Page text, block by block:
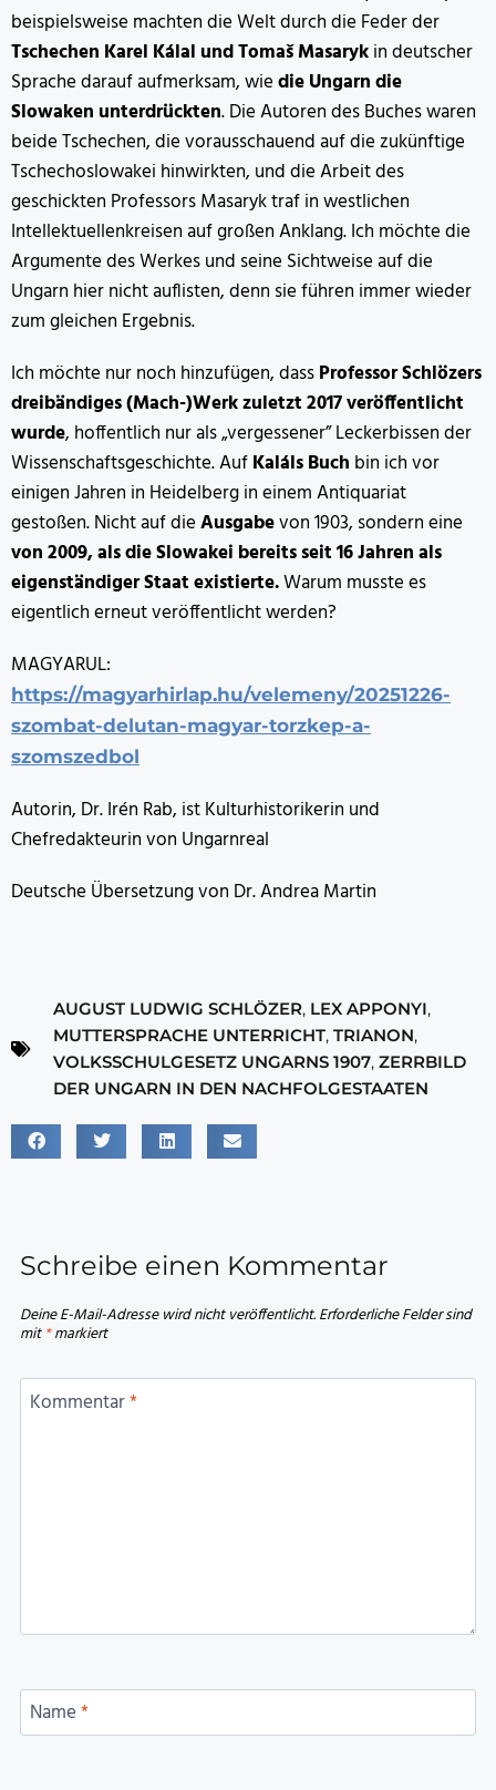
beispielsweise machten die Welt durch die Feder der
Tschechen Karel Kálal und Tomaš Masarykin deutscher
Sprache darauf aufmerksam, wiedie Ungarn die
Slowaken unterdrückten. Die Autoren des Buches waren
beide Tschechen, die vorausschauend auf die zukünftige
Tschechoslowakei hinwirkten, und die Arbeit des
geschickten Professors Masaryk traf in westlichen
Intellektuellenkreisen auf großen Anklang. Ich möchte die
Argumente des Werkes und seine Sichtweise auf die
Ungarn hier nicht auflisten, denn sie führen immer wieder
zum gleichen Ergebnis.
Ich möchte nur noch hinzufügen, dassProfessor Schlözers
dreibändiges (Mach-)Werk zuletzt 2017 veröffentlicht
wurde, hoffentlich nur als „vergessener” Leckerbissen der
Wissenschaftsgeschichte. AufKaláls Buch bin ich vor
einigen Jahren in Heidelberg in einem Antiquariat
gestoßen. Nicht auf dieAusgabevon 1903, sondern eine
von 2009, als die Slowakei bereits seit 16 Jahren als
eigenständiger Staat existierte.Warum musste es
eigentlich erneut veröffentlicht werden?
MAGYARUL:
https://magyarhirlap.hu/velemeny/20251226-
szombat-delutan-magyar-torzkep-a-
szomszedbol
Autorin, Dr. Irén Rab, ist Kulturhistorikerin und
Chefredakteurin von Ungarnreal
Deutsche Übersetzung von Dr. Andrea Martin
AUGUST LUDWIG SCHLÖZER, LEX APPONYI,
MUTTERSPRACHE UNTERRICHT, TRIANON,
VOLKSSCHULGESETZ UNGARNS 1907, ZERRBILD
DER UNGARN IN DEN NACHFOLGESTAATEN
Schreibe einen Kommentar
Deine E-Mail-Adresse wird nicht veröffentlicht.Erforderliche Felder sind
mit*markiert
Kommentar*
Name*